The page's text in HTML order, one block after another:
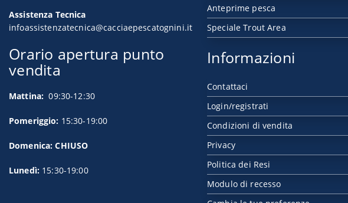
Assistenza Tecnica
infoassistenzatecnica@cacciaepescatognini.it
Orario apertura punto
vendita
Mattina: 09:30-12:30
Pomeriggio: 15:30-19:00
Domenica: CHIUSO
Lunedì: 15:30-19:00
Anteprime pesca
Speciale Trout Area
Informazioni
Contattaci
Login/registrati
Condizioni di vendita
Privacy
Politica dei Resi
Modulo di recesso